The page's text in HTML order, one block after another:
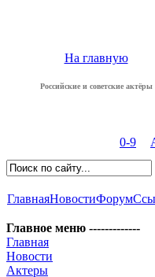
На главную
Российские и советские актёры
0-9
ГлавнаяНовостиФорум
Главное меню -------------
Главная
Новости
Актеры